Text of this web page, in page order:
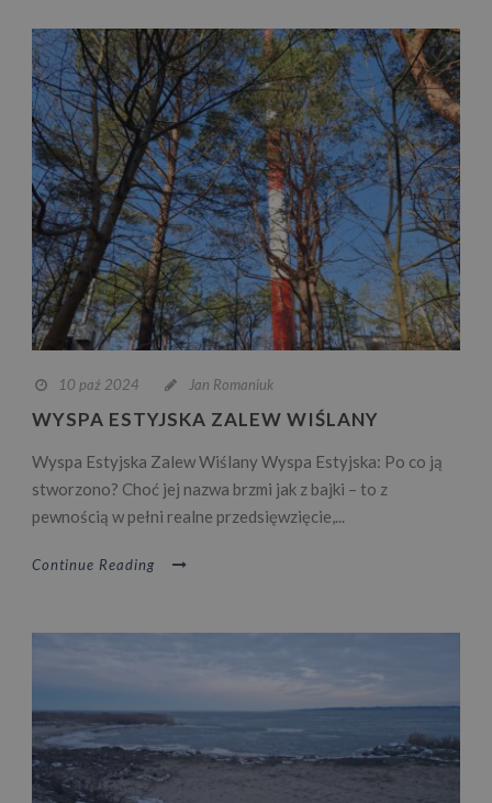
10 paź 2024 Jan Romaniuk
WYSPA ESTYJSKA ZALEW WIŚLANY
Wyspa Estyjska Zalew Wiślany Wyspa Estyjska: Po co ją
stworzono? Choć jej nazwa brzmi jak z bajki – to z
pewnością w pełni realne przedsięwzięcie,...
Continue Reading